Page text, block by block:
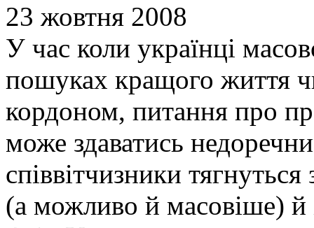
23 жовтня 2008
У час коли українці
пошуках кращого життя
кордоном, питання про
може здаватись
співвітчизники
(а можливо й масовіше) й